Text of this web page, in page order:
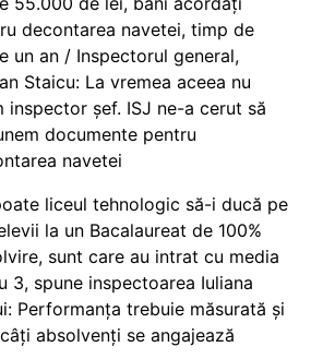
decontarea navetei, timp de
un an / Inspectorul general,
Staicu: La vremea aceea nu
inspector șef. ISJ ne-a cerut să
documente pentru
navetei
liceul tehnologic să-i ducă pe
la un Bacalaureat de 100%
sunt care au intrat cu media
3, spune inspectoarea Iuliana
Performanța trebuie măsurată și
absolvenți se angajează